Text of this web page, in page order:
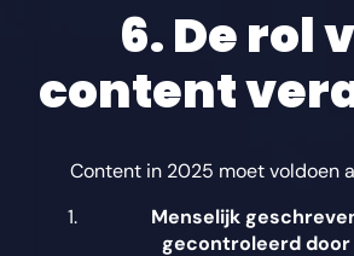
6. De rol
content
Content in 2025 moet voldoen
Menselijk
gecontroleerd